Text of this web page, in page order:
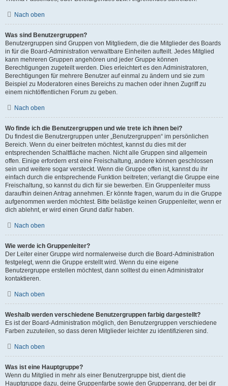
Nach oben
Was sind Benutzergruppen?
Benutzergruppen sind Gruppen von Mitgliedern, die die Mitglieder des Boards
in für die Board-Administration verwaltbare Einheiten aufteilt. Jedes Mitglied
kann mehreren Gruppen angehören und jeder Gruppe können
Berechtigungen zugeteilt werden. Dies erleichtert es den Administratoren,
Berechtigungen für mehrere Benutzer auf einmal zu ändern und sie zum
Beispiel zu Moderatoren eines Bereichs zu machen oder ihnen Zugriff zu
einem nichtöffentlichen Forum zu geben.
Nach oben
Wo finde ich die Benutzergruppen und wie trete ich ihnen bei?
Du findest die Benutzergruppen unter „Benutzergruppen“ im persönlichen
Bereich. Wenn du einer beitreten möchtest, kannst du dies mit der
entsprechenden Schaltfläche machen. Nicht alle Gruppen sind allgemein
offen. Einige erfordern erst eine Freischaltung, andere können geschlossen
sein und weitere sogar versteckt. Wenn die Gruppe offen ist, kannst du ihr
einfach durch die entsprechende Funktion beitreten; verlangt die Gruppe eine
Freischaltung, so kannst du dich für sie bewerben. Ein Gruppenleiter muss
daraufhin deinen Antrag annehmen. Er könnte fragen, warum du in die Gruppe
aufgenommen werden möchtest. Bitte belästige keinen Gruppenleiter, wenn er
dich ablehnt, er wird einen Grund dafür haben.
Nach oben
Wie werde ich Gruppenleiter?
Der Leiter einer Gruppe wird normalerweise durch die Board-Administration
festgelegt, wenn die Gruppe erstellt wird. Wenn du eine eigene
Benutzergruppe erstellen möchtest, dann solltest du einen Administrator
kontaktieren.
Nach oben
Weshalb werden verschiedene Benutzergruppen farbig dargestellt?
Es ist der Board-Administration möglich, den Benutzergruppen verschiedene
Farben zuzuteilen, so dass deren Mitglieder leichter zu identifizieren sind.
Nach oben
Was ist eine Hauptgruppe?
Wenn du Mitglied in mehr als einer Benutzergruppe bist, dient die
Hauptgruppe dazu, deine Gruppenfarbe sowie den Gruppenrang, der bei dir